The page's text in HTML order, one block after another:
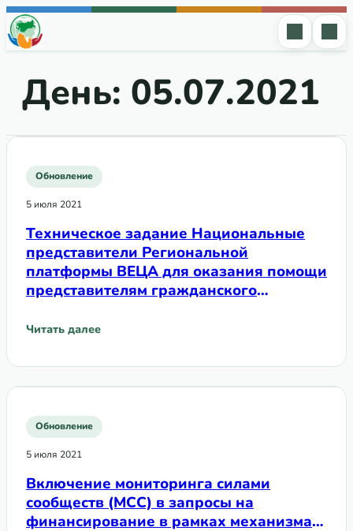
Перейти к содержимому
День: 05.07.2021
Обновление
5 июля 2021
Техническое задание Национальные
представители Региональной
платформы ВЕЦА для оказания помощи
представителям гражданского
рамках Программы по технической
Читать далее
: Техническое задание Национальные представители
Обновление
5 июля 2021
Включение мониторинга силами
сообществ (МСС) в запросы на
финансирование в рамках механизма